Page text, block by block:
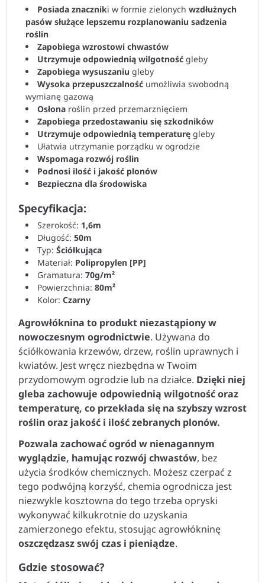
pasów służące lepszemu rozplanowaniu sadzenia
roślin
Zapobiega wzrostowi chwastów
Utrzymuje odpowiednią wilgotność
Zapobiega wysuszaniugleby
Wysoka przepuszczalnośćumożliwia swobodną
wymianę gazową
Osłonaroślin przed przemarznięciem
Zapobiega przedostawaniu się szkodników
Utrzymuje odpowiednią temperaturęgleby
Ułatwia utrzymanie porządku w ogrodzie
Wspomaga rozwój roślin
Podnosi ilość i jakość plonów
Bezpieczna dla środowiska
Szerokość:1,6m
Długość:50m
Typ:Ściółkująca
Materiał:Polipropylen [PP]
Gramatura:70g/m²
Powierzchnia:80m²
Kolor:Czarny
nowoczesnym ogrodnictwie. Używana do
ściółkowania krzewów, drzew, roślin uprawnych i
kwiatów. Jest wręcz niezbędna w Twoim
przydomowym ogrodzie lub na działce.
gleba zachowuje odpowiednią wilgotność oraz
temperaturę, co przekłada się na szybszy wzrost
roślin oraz jakość i ilość zebranych plonów.
wyglądzie, hamując rozwój chwastów, bez
użycia środków chemicznych. Możesz czerpać z
tego podwójną korzyść, chemia ogrodnicza jest
niezwykle kosztowna do tego trzeba opryski
wykonywać kilkukrotnie do uzyskania
zamierzonego efektu, stosując agrowłókninę
oszczędzasz swój czas i pieniądze.